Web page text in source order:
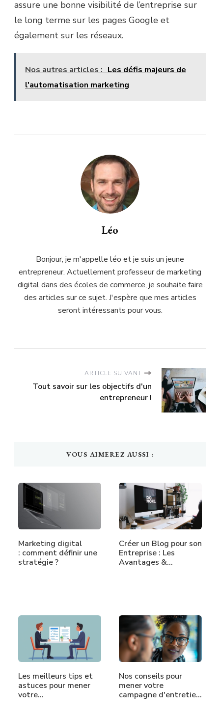
assure une bonne visibilité de l’entreprise sur
le long terme sur les pages Google et
également sur les réseaux.
Nos autres articles : Les défis majeurs de
l'automatisation marketing
Léo
Bonjour, je m'appelle léo et je suis un jeune
entrepreneur. Actuellement professeur de marketing
digital dans des écoles de commerce, je souhaite faire
des articles sur ce sujet. J'espère que mes articles
seront intéressants pour vous.
ARTICLE SUIVANT
Tout savoir sur les objectifs d'un
entrepreneur !
VOUS AIMEREZ AUSSI :
Marketing digital
: comment définir une
stratégie ?
Créer un Blog pour son
Entreprise : Les
Avantages &…
Les meilleurs tips et
astuces pour mener
votre…
Nos conseils pour
mener votre
campagne d'entretien